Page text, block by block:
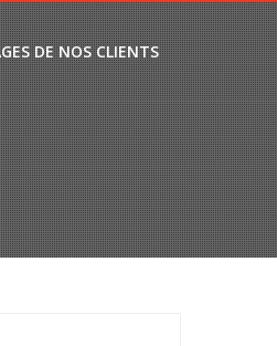
DE NOS CLIENTS